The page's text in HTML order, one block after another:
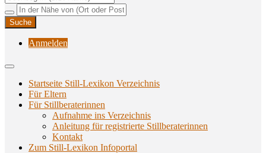
Still-lexikon Verzeichnis
Unterstützungsangebote rund ums Stillen
Anmelden
Startseite Still-Lexikon Verzeichnis
Für Eltern
Für Stillberaterinnen
Aufnahme ins Verzeichnis
Anlei­tung für regis­trier­te Stillberaterinnen
Kon­takt
Zum Still-Lexikon Infoportal